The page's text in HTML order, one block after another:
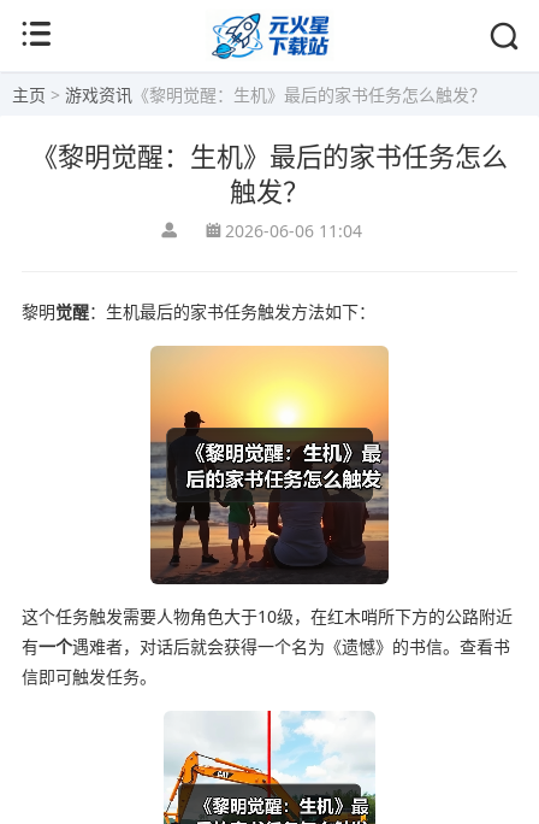
主页 > 游戏资讯 《黎明觉醒：生机》最后的家书任务怎么触发？
《黎明觉醒：生机》最后的家书任务怎么
触发？
2026-06-06 11:04
黎明觉醒：生机最后的家书任务触发方法如下：
这个任务触发需要人物角色大于10级，在红木哨所下方的公路附近
有一个遇难者，对话后就会获得一个名为《遗憾》的书信。查看书
信即可触发任务。